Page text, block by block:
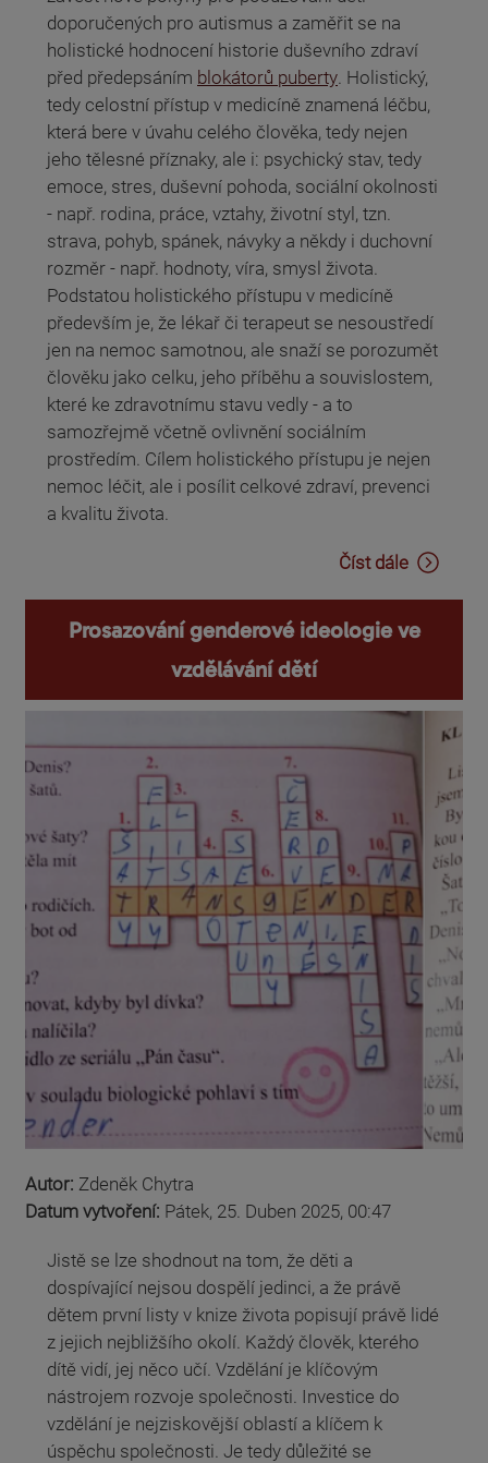
doporučených pro autismus a zaměřit se na
holistické hodnocení historie duševního zdraví
před předepsáním blokátorů puberty . Holistický,
tedy celostní přístup v medicíně znamená léčbu,
která bere v úvahu celého člověka, tedy nejen
jeho tělesné příznaky, ale i: psychický stav, tedy
emoce, stres, duševní pohoda, sociální okolnosti
- např. rodina, práce, vztahy, životní styl, tzn.
strava, pohyb, spánek, návyky a někdy i duchovní
rozměr - např. hodnoty, víra, smysl života.
Podstatou holistického přístupu v medicíně
především je, že lékař či terapeut se nesoustředí
jen na nemoc samotnou, ale snaží se porozumět
člověku jako celku, jeho příběhu a souvislostem,
které ke zdravotnímu stavu vedly - a to
samozřejmě včetně ovlivnění sociálním
prostředím. Cílem holistického přístupu je nejen
nemoc léčit, ale i posílit celkové zdraví, prevenci
a kvalitu života.
Číst dále
Prosazování genderové ideologie ve
vzdělávání dětí
Autor: Zdeněk Chytra
Datum vytvoření: Pátek, 25. Duben 2025, 00:47
Jistě se lze shodnout na tom, že děti a
dospívající nejsou dospělí jedinci, a že právě
dětem první listy v knize života popisují právě lidé
z jejich nejbližšího okolí. Každý člověk, kterého
dítě vidí, jej něco učí. Vzdělání je klíčovým
nástrojem rozvoje společnosti. Investice do
vzdělání je nejziskovější oblastí a klíčem k
úspěchu společnosti. Je tedy důležité se